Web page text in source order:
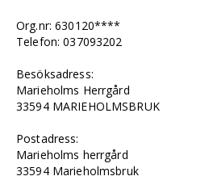
Org.nr: 630120****
Telefon: 037093202
Besöksadress:
Marieholms Herrgård
33594 MARIEHOLMSBRUK
Postadress:
Marieholms herrgård
33594 Marieholmsbruk